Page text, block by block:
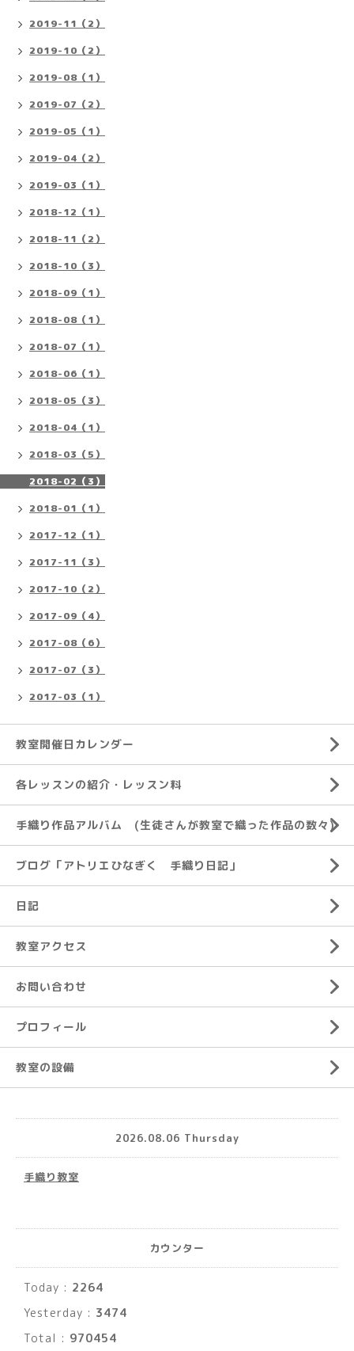
2019-11（2）
2019-10（2）
2019-08（1）
2019-07（2）
2019-05（1）
2019-04（2）
2019-03（1）
2018-12（1）
2018-11（2）
2018-10（3）
2018-09（1）
2018-08（1）
2018-07（1）
2018-06（1）
2018-05（3）
2018-04（1）
2018-03（5）
2018-02（3）
2018-01（1）
2017-12（1）
2017-11（3）
2017-10（2）
2017-09（4）
2017-08（6）
2017-07（3）
2017-03（1）
教室開催日カレンダー
各レッスンの紹介・レッスン料
手織り作品アルバム (生徒さんが教室で織った作品の数々)
ブログ「アトリエひなぎく 手織り日記」
日記
教室アクセス
お問い合わせ
プロフィール
教室の設備
2026.08.06 Thursday
手織り教室
カウンター
Today : 2264
Yesterday : 3474
Total : 970454